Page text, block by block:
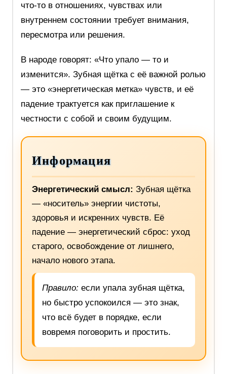
что‑то в отношениях, чувствах или
внутреннем состоянии требует внимания,
пересмотра или решения.
В народе говорят: «Что упало — то и
изменится». Зубная щётка с её важной ролью
— это «энергетическая метка» чувств, и её
падение трактуется как приглашение к
честности с собой и своим будущим.
Информация
Энергетический смысл: Зубная щётка
— «носитель» энергии чистоты,
здоровья и искренних чувств. Её
падение — энергетический сброс: уход
старого, освобождение от лишнего,
начало нового этапа.
Правило: если упала зубная щётка,
но быстро успокоился — это знак,
что всё будет в порядке, если
вовремя поговорить и простить.